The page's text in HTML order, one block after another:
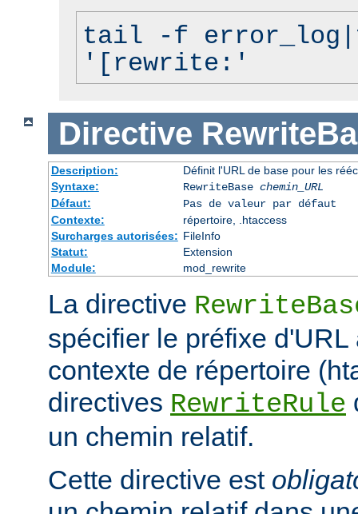
tail -f
'[rewrite:'
Directive
Description:
Définit l'URL de base pour les
Syntaxe:
RewriteBase chemin_URL
Défaut:
Pas de valeur par défaut
Contexte:
répertoire, .htaccess
Surcharges autorisées: FileInfo
Statut:
Extension
Module:
mod_rewrite
La directive
spécifier le préfixe
contexte de répertoire
directives RewriteRule
un chemin relatif.
Cette directive est